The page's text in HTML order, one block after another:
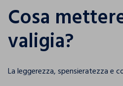
Cosa
valigia?
La leggerezza, spensieratezza e